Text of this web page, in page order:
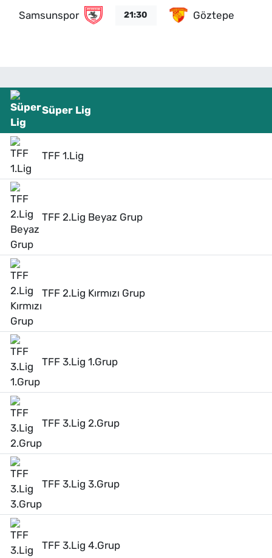
Samsunspor 21:30 Göztepe
Süper Lig
TFF 1.Lig
TFF 2.Lig Beyaz Grup
TFF 2.Lig Kırmızı Grup
TFF 3.Lig 1.Grup
TFF 3.Lig 2.Grup
TFF 3.Lig 3.Grup
TFF 3.Lig 4.Grup